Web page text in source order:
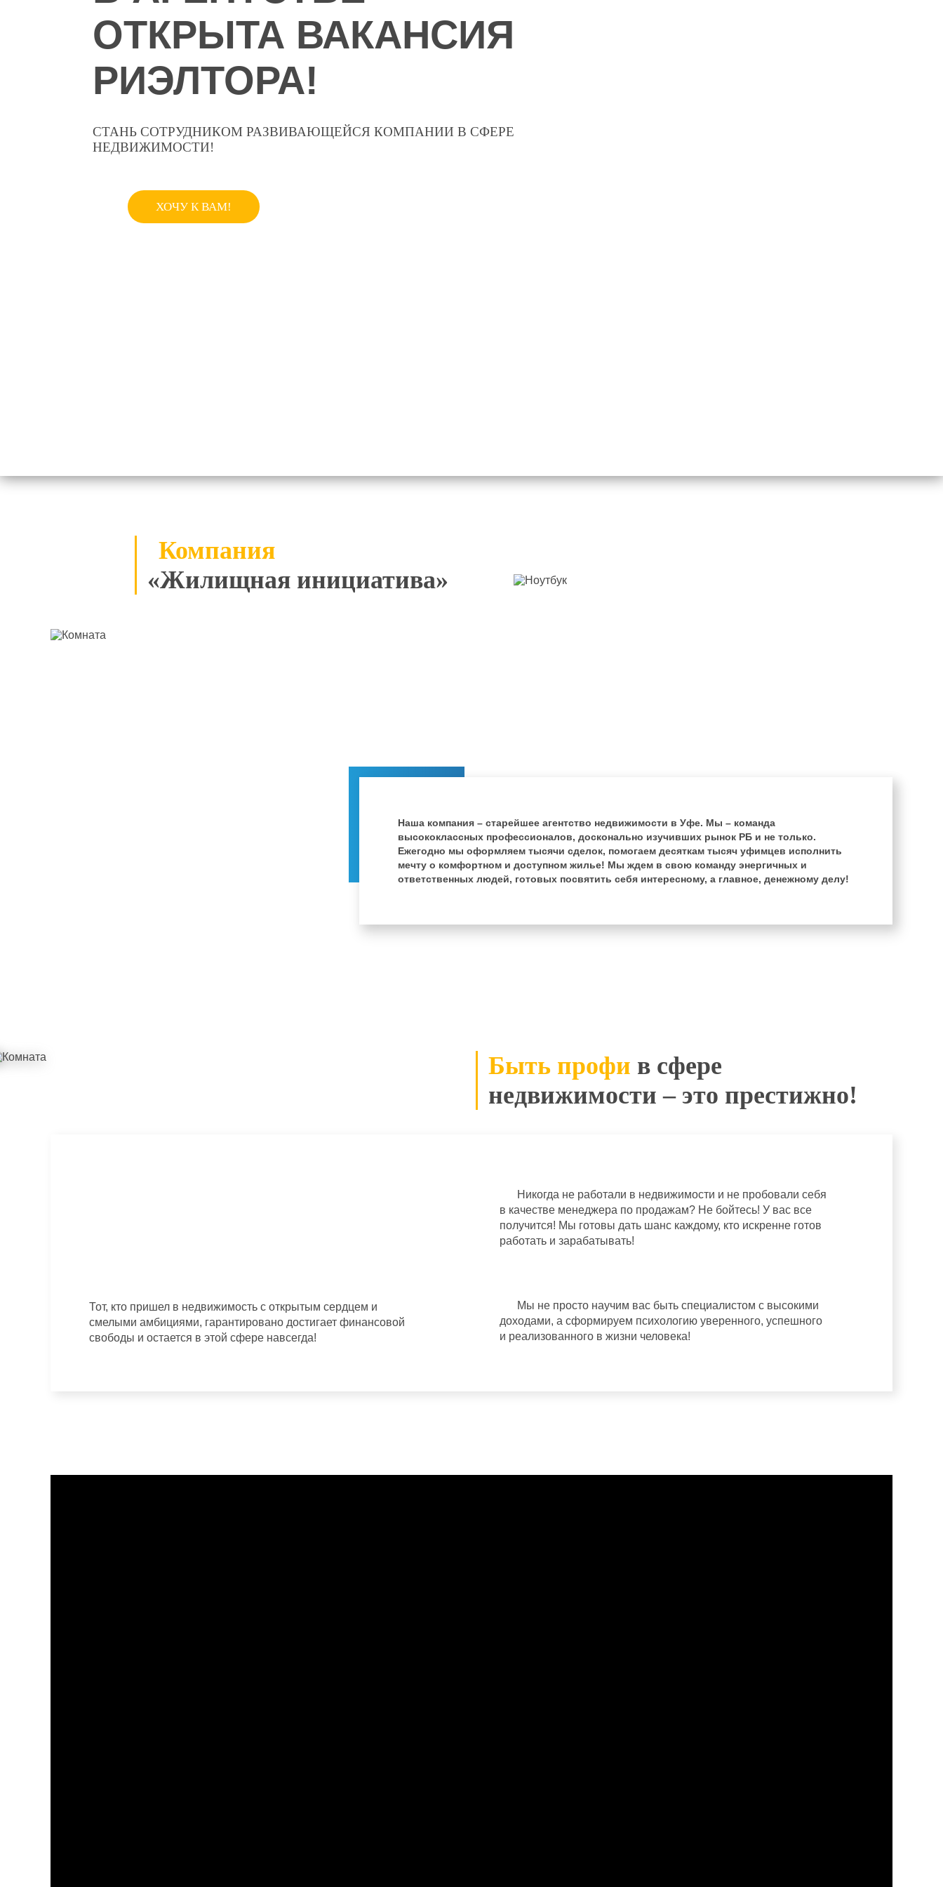
ОТКРЫТА ВАКАНСИЯ
РИЭЛТОРА!
СТАНЬ СОТРУДНИКОМ РАЗВИВАЮЩЕЙСЯ КОМПАНИИ В СФЕРЕ
НЕДВИЖИМОСТИ!
ХОЧУ К ВАМ!
Компания
«Жилищная инициатива»
Наша компания – старейшее агентство недвижимости в Уфе. Мы – команда
высококлассных профессионалов, досконально изучивших рынок РБ и не только.
Ежегодно мы оформляем тысячи сделок, помогаем десяткам тысяч уфимцев исполнить
мечту о комфортном и доступном жилье! Мы ждем в свою команду энергичных и
ответственных людей, готовых посвятить себя интересному, а главное, денежному делу!
Быть профи в сфере
недвижимости – это престижно!
Тот, кто пришел в недвижимость с открытым сердцем и
смелыми амбициями, гарантировано достигает финансовой
свободы и остается в этой сфере навсегда!
Никогда не работали в недвижимости и не пробовали себя
в качестве менеджера по продажам? Не бойтесь! У вас все
получится! Мы готовы дать шанс каждому, кто искренне готов
работать и зарабатывать!
Мы не просто научим вас быть специалистом с высокими
доходами, а сформируем психологию уверенного, успешного
и реализованного в жизни человека!